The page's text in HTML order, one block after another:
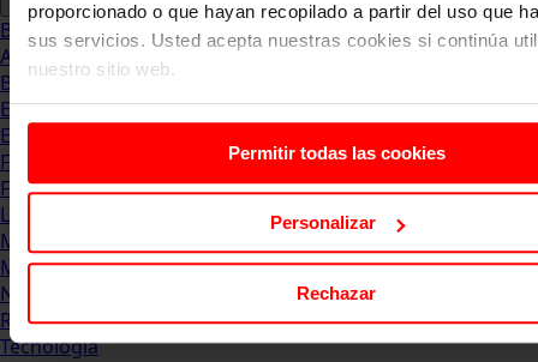
proporcionado o que hayan recopilado a partir del uso que
sus servicios. Usted acepta nuestras cookies si continúa
nuestro sitio web.
Permitir todas las cookies
Personalizar
Rechazar
Blog
Abogacia
Business
Empleo & Emprendimiento
Empresas
Finanzas
Formación & Estudios
Luxury
Management
Marketing & Comunicación
Negocios
Recursos Humanos
Tecnología